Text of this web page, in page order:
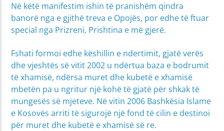
Në këtë manifestim ishin të pranishëm qindra
banorë nga e gjithë treva e Opojës, por edhe të ftuar
special nga Prizreni, Prishtina e më gjerë.
Fshati formoi edhe këshillin e ndertimit, gjatë verës
dhe vjeshtës së vitit 2002 u ndërtua baza e bodrumit
të xhamisë, ndërsa muret dhe kubetë e xhamisë
mbetën pa u ngritur një kohë të gjatë për shkak të
mungesës së mjeteve. Në vitin 2006 Bashkësia Islame
e Kosovës arriti të sigurojë një fond të cilin e destinoi
për muret dhe kubetë e xhamisë së re.